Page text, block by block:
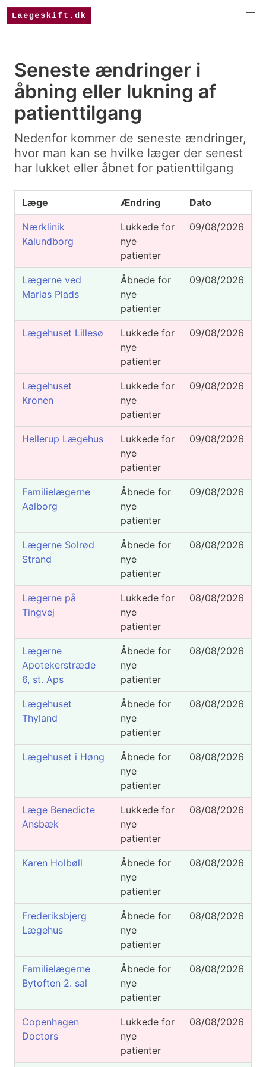
Seneste ændringer i
åbning eller lukning af
patienttilgang
Nedenfor kommer de seneste ændringer,
hvor man kan se hvilke læger der senest
har lukket eller åbnet for patienttilgang
Læge Ændring Dato
Nærklinik
Kalundborg
Lukkede for
nye
patienter
09/08/2026
Lægerne ved
Marias Plads
Åbnede for
nye
patienter
09/08/2026
Lægehuset Lillesø
Lukkede for
nye
patienter
09/08/2026
Lægehuset
Kronen
Lukkede for
nye
patienter
09/08/2026
Hellerup Lægehus
Lukkede for
nye
patienter
09/08/2026
Familielægerne
Aalborg
Åbnede for
nye
patienter
09/08/2026
Lægerne Solrød
Strand
Åbnede for
nye
patienter
08/08/2026
Lægerne på
Tingvej
Lukkede for
nye
patienter
08/08/2026
Lægerne
Apotekerstræde
6, st. Aps
Åbnede for
nye
patienter
08/08/2026
Lægehuset
Thyland
Åbnede for
nye
patienter
08/08/2026
Lægehuset i Høng
Åbnede for
nye
patienter
08/08/2026
Læge Benedicte
Ansbæk
Lukkede for
nye
patienter
08/08/2026
Karen Holbøll
Åbnede for
nye
patienter
08/08/2026
Frederiksbjerg
Lægehus
Åbnede for
nye
patienter
08/08/2026
Familielægerne
Bytoften 2. sal
Åbnede for
nye
patienter
08/08/2026
Copenhagen
Doctors
Lukkede for
nye
patienter
08/08/2026